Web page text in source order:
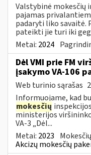
Valstybinė mokesčių
pajamas
padaryti liko savaitė.
pateikti jie turi iki
Metai: 2024
Dėl VMI prie FM
įsakymo VA-106
Web turinio sąrašas
Informuojame, kad
mokesčių
ministerijos viršininko
VA-3 „Dėl...
Metai: 2023
Akcizų mokesčių